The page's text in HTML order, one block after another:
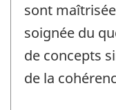
sont
soignée du
de concepts
de la